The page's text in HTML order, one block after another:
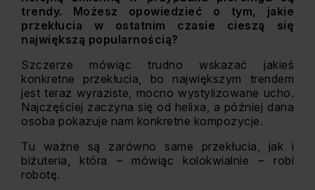
trendy. Możesz opowiedzieć o tym, jakie
przekłucia w ostatnim czasie cieszą się
największą popularnością?
Szczerze mówiąc trudno wskazać jakieś
konkretne przekłucia, bo największym trendem
jest teraz wyraziste, mocno wystylizowane ucho.
Najczęściej zaczyna się od helixa, a później dana
osoba pokazuje nam konkretne kompozycje.
Tu ważne są zarówno same przekłucia, jak i
biżuteria, która – mówiąc kolokwialnie – robi
robotę.